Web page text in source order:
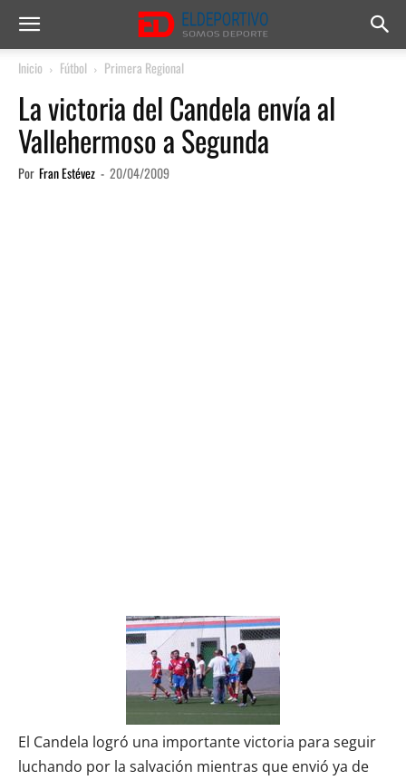
Inicio Fútbol Primera Regional
La victoria del Candela envía al
Vallehermoso a Segunda
Por Fran Estévez - 20/04/2009
El Candela logró una importante victoria para seguir
luchando por la salvación mientras que envió ya de